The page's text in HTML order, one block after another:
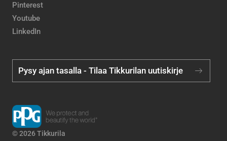
Pinterest
Youtube
LinkedIn
Pysy ajan tasalla - Tilaa Tikkurilan uutiskirje
© 2026 Tikkurila